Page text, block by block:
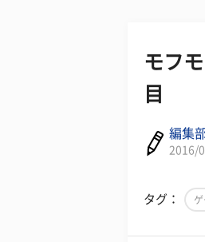
モフ
目
編集
2016/
タグ： ゲ